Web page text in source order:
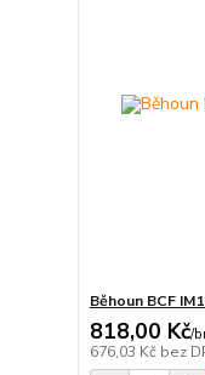
Běhoun BCF
818,00 Kč/
676,03 Kč bez